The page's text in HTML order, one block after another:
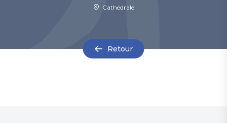
Cathédrale
Retour